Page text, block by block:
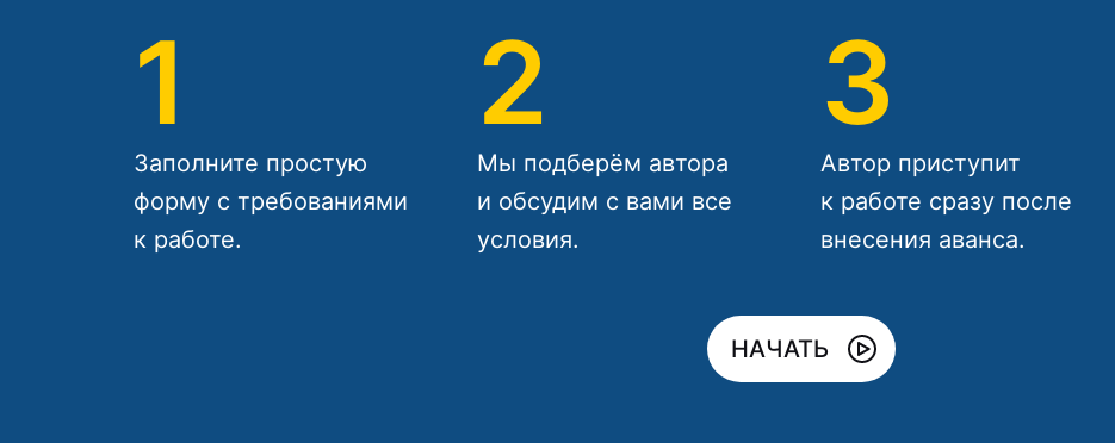
1
Заполните простую
форму с требованиями
к работе.
2
Мы подберём автора
и обсудим с вами все
условия.
3
Автор приступит
к работе сразу после
внесения аванса.
НАЧАТЬ